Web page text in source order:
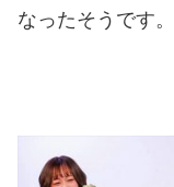
なったそうです。